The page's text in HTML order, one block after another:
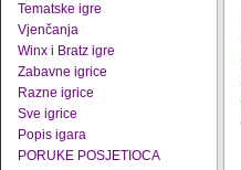
Tematske igre
Vjenčanja
Winx i Bratz igre
Zabavne igrice
Razne igrice
Sve igrice
Popis igara
PORUKE POSJETIOCA